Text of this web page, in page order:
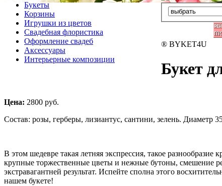
Букеты
Корзины
Игрушки из цветов
Свадебная флористика
Оформление свадеб
Аксессуары
Интерьерные композиции
® BYKET4U
Букет
Цена: 2800 руб.
Состав: розы, герберы, лизиантус, сантини, зелень. Диаметр
В этом шедевре такая летняя экспрессия, такое
крупные торжественные цветы и нежные бутоны, смешение
экстравагантней результат. Испейте сполна этого
нашем букете!